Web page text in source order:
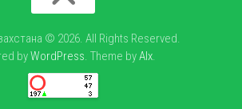
© 2026. All Rights Reserved.
byWordPress. Theme byAlx.